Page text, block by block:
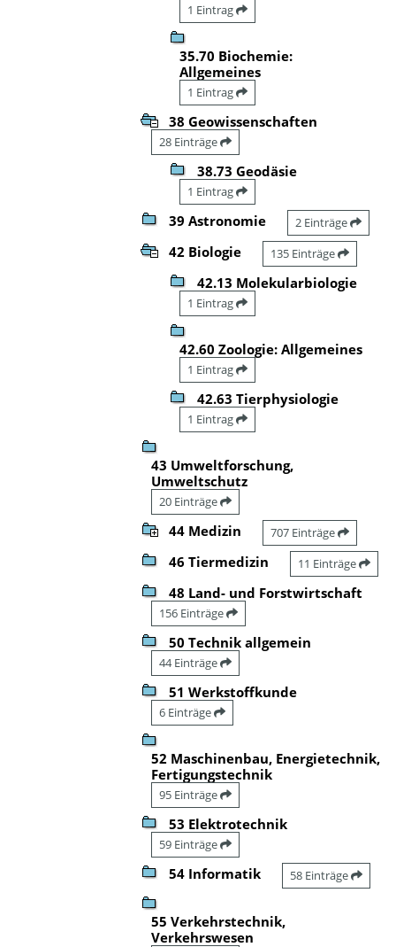
1 Eintrag
35.70 Biochemie:
Allgemeines
1 Eintrag
38 Geowissenschaften
28 Einträge
38.73 Geodäsie
1 Eintrag
39 Astronomie 2 Einträge
42 Biologie 135 Einträge
42.13 Molekularbiologie
1 Eintrag
42.60 Zoologie: Allgemeines
1 Eintrag
42.63 Tierphysiologie
1 Eintrag
43 Umweltforschung,
Umweltschutz
20 Einträge
44 Medizin 707 Einträge
46 Tiermedizin 11 Einträge
48 Land- und Forstwirtschaft
156 Einträge
50 Technik allgemein
44 Einträge
51 Werkstoffkunde
6 Einträge
52 Maschinenbau, Energietechnik,
Fertigungstechnik
95 Einträge
53 Elektrotechnik
59 Einträge
54 Informatik 58 Einträge
55 Verkehrstechnik,
Verkehrswesen